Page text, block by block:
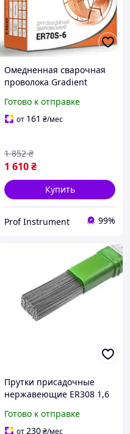
Омедненная сварочная
проволока Gradient
(GWC1215)
Готово к отправке
от 161 ₴/мес
1 610₴
1 852 ₴
Купить
Prof Instrument 99%
Прутки присадочные
нержавеющие ER308 1,6
Готово к отправке
от230₴/мес